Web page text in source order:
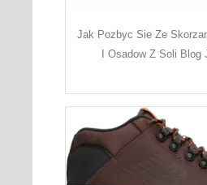
Jak Pozbyc Sie Ze
I Osadow Z Soli Blog